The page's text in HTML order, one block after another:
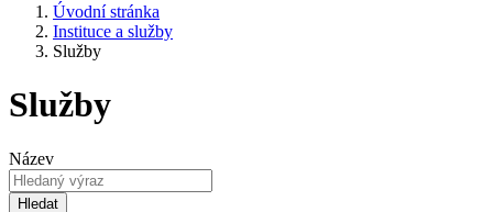
Úvodní stránka
Instituce a služby
Služby
Služby
Název
Hledat